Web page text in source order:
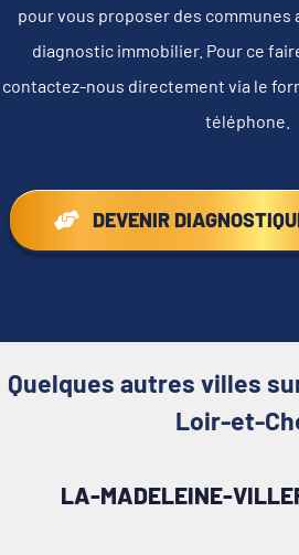
pour vous proposer des
diagnostic immobilier. Pour ce
contactez-nous directement via le
téléphone.
DEVENIR
Quelques autres villes
Loir-et-
LA-MADELEINE-